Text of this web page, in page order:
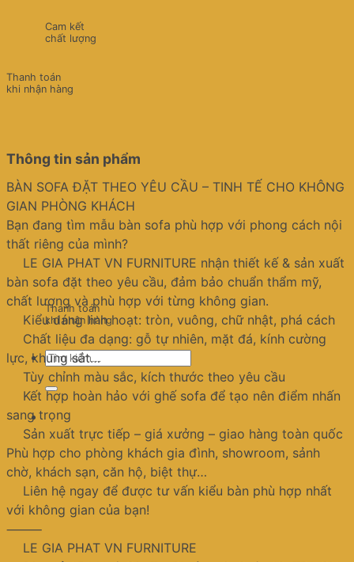
Cam kết
chất lượng
Thanh toán
khi nhận hàng
Tìm
kiếm:
Thanh toán
khi nhận hàng
Thông tin sản phẩm
BÀN SOFA ĐẶT THEO YÊU CẦU – TINH TẾ CHO KHÔNG
GIAN PHÒNG KHÁCH
Bạn đang tìm mẫu bàn sofa phù hợp với phong cách nội
thất riêng của mình?
LE GIA PHAT VN FURNITURE nhận thiết kế & sản xuất
bàn sofa đặt theo yêu cầu, đảm bảo chuẩn thẩm mỹ,
chất lượng và phù hợp với từng không gian.
Kiểu dáng linh hoạt: tròn, vuông, chữ nhật, phá cách
Chất liệu đa dạng: gỗ tự nhiên, mặt đá, kính cường
lực, khung sắt…
Tùy chỉnh màu sắc, kích thước theo yêu cầu
Kết hợp hoàn hảo với ghế sofa để tạo nên điểm nhấn
sang trọng
Sản xuất trực tiếp – giá xưởng – giao hàng toàn quốc
Phù hợp cho phòng khách gia đình, showroom, sảnh
chờ, khách sạn, căn hộ, biệt thự…
Liên hệ ngay để được tư vấn kiểu bàn phù hợp nhất
với không gian của bạn!
⸻
LE GIA PHAT VN FURNITURE